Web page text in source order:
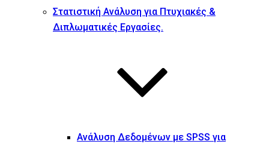
Στατιστική Ανάλυση για Πτυχιακές &
Διπλωματικές Εργασίες.
Ανάλυση Δεδομένων με SPSS για